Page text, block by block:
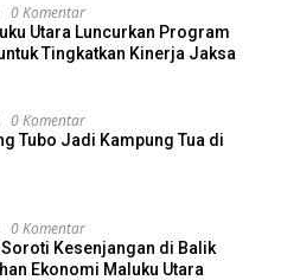
0 Komentar
Utara Luncurkan Program
untuk Tingkatkan Kinerja Jaksa
0 Komentar
Tubo Jadi Kampung Tua di
0 Komentar
Kesenjangan di Balik
Ekonomi Maluku Utara